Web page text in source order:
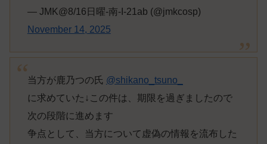
— JMK@8/16日曜-南-I-21ab (@jmkcosp)
November 14, 2025
当方が鹿乃つの氏 @shikano_tsuno_
に求めていた↓この件は、期限を過ぎましたので
次の段階に進めます
争点として、当方について虚偽の情報を流布した